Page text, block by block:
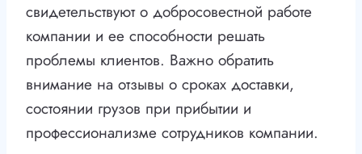
свидетельствуют о добросовестной работе
компании и ее способности решать
проблемы клиентов. Важно обратить
внимание на отзывы о сроках доставки,
состоянии грузов при прибытии и
профессионализме сотрудников компании.